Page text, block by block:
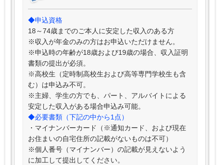
◆申込資格
18～74歳までのご本人に安定した収入のある方
※収入が年金のみの方はお申込いただけません。
※申込時の年齢が18歳および19歳の場合、収入証明
書類の提出が必須。
※高校生（定時制高校生および高等専門学校生も含
む）は申込み不可。
※主婦、学生の方でも、パート、アルバイトによる
安定した収入がある場合申込み可能。
◆必要書類（下記の中から1点）
・マイナンバーカード（※通知カード、および現在
お住まいの自宅住所の記載がないものは不可）
※個人番号（マイナンバー）の記載が見えないよう
に加工して提出してください。